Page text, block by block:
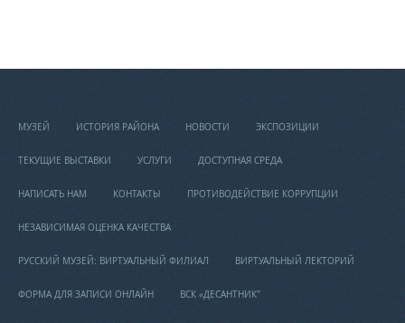
МУЗЕЙ ИСТОРИЯ РАЙОНА НОВОСТИ ЭКСПОЗИЦИИ
ТЕКУЩИЕ ВЫСТАВКИ УСЛУГИ ДОСТУПНАЯ СРЕДА
НАПИСАТЬ НАМ КОНТАКТЫ ПРОТИВОДЕЙСТВИЕ КОРРУПЦИИ
НЕЗАВИСИМАЯ ОЦЕНКА КАЧЕСТВА
РУССКИЙ МУЗЕЙ: ВИРТУАЛЬНЫЙ ФИЛИАЛ ВИРТУАЛЬНЫЙ ЛЕКТОРИЙ
ФОРМА ДЛЯ ЗАПИСИ ОНЛАЙН ВСК «ДЕСАНТНИК"